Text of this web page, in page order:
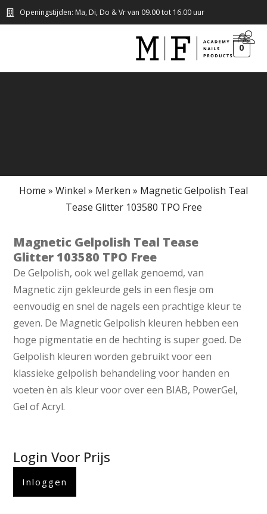
Openingstijden: Ma, Di, Do & Vr van 09.00 tot 16.00 uur
0
Home » Winkel » Merken » Magnetic Gelpolish Teal
Tease Glitter 103580 TPO Free
Magnetic Gelpolish Teal Tease
Glitter 103580 TPO Free
De Gelpolish, ook wel gellak genoemd, van
Magnetic zijn gekleurde gels in een flesje om
eenvoudig en snel de nagels een prachtige kleur te
geven. De Magnetic Gelpolish kleuren hebben een
hoge pigmentatie en de hechting is super goed. De
Gelpolish kleuren worden gebruikt voor een
klassieke gelpolish behandeling voor handen en
voeten èn als kleur voor over een BIAB, PowerGel,
Gel of Acryl.
Login Voor Prijs
Inloggen